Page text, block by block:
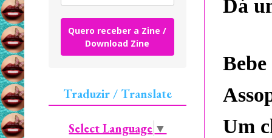
Dá
Um
Quero receber a Zine /
Download Zine
Traduzir / Translate
Select Language ▼